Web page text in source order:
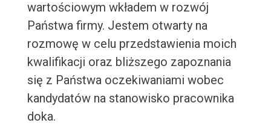
wartościowym wkładem w rozwój
Państwa firmy. Jestem otwarty na
rozmowę w celu przedstawienia moich
kwalifikacji oraz bliższego zapoznania
się z Państwa oczekiwaniami wobec
kandydatów na stanowisko pracownika
doka.